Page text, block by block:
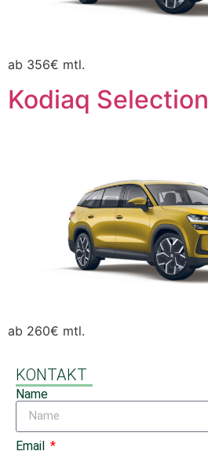
ab 356€ mtl.
Kodiaq Selection
ab 260€ mtl.
KONTAKT
Name
Email